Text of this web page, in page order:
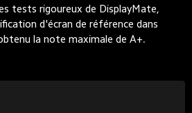
tests rigoureux de DisplayMate,
d'écran de référence dans
la note maximale de A+.